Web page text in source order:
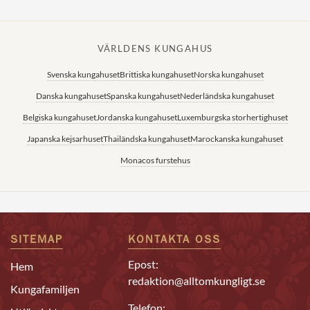
VÄRLDENS KUNGAHUS
Svenska kungahusetBrittiska kungahusetNorska kungahuset
Danska kungahusetSpanska kungahusetNederländska kungahuset
Belgiska kungahusetJordanska kungahusetLuxemburgska storhertighuset
Japanska kejsarhusetThailändska kungahusetMarockanska kungahuset
Monacos furstehus
SITEMAP
Hem
Kungafamiljen
KONTAKTA OSS
Epost:
redaktion@alltomkungligt.se